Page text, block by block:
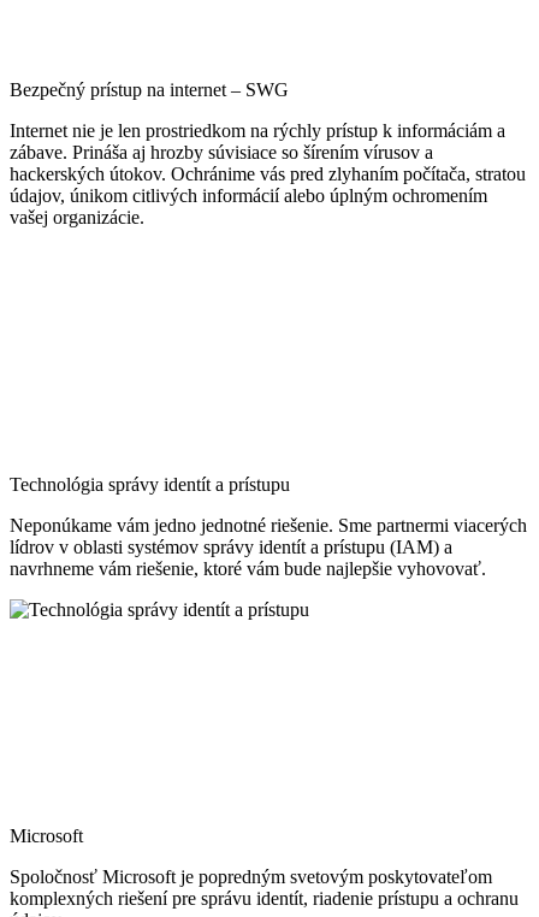
Bezpečný prístup na internet – SWG
Internet nie je len prostriedkom na rýchly prístup k informáciám a
zábave. Prináša aj hrozby súvisiace so šírením vírusov a
hackerských útokov. Ochránime vás pred zlyhaním počítača, stratou
údajov, únikom citlivých informácií alebo úplným ochromením
vašej organizácie.
Technológia správy identít a prístupu
Neponúkame vám jedno jednotné riešenie. Sme partnermi viacerých
lídrov v oblasti systémov správy identít a prístupu (IAM) a
navrhneme vám riešenie, ktoré vám bude najlepšie vyhovovať.
Microsoft
Spoločnosť Microsoft je popredným svetovým poskytovateľom
komplexných riešení pre správu identít, riadenie prístupu a ochranu